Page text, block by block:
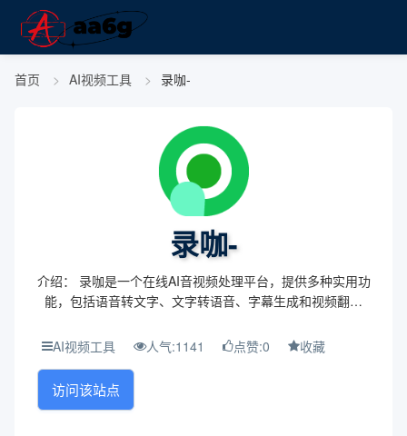
首页 AI视频工具 录咖-
录咖-
介绍： 录咖是一个在线AI音视频处理平台，提供多种实用功
能，包括语音转文字、文字转语音、字幕生成和视频翻译
各种需求。 主题与背景： 本平台聚焦于利用人工...
AI视频工具 人气:1141 点赞:0 收藏
访问该站点